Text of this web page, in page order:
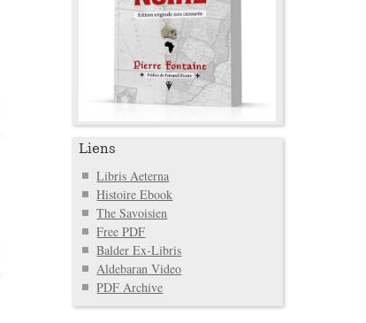
Liens
Libris Aeterna
Histoire Ebook
The Savoisien
Free PDF
Balder Ex-Libris
Aldebaran Video
PDF Archive